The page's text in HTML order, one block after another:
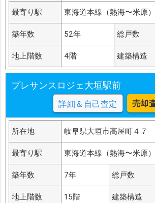
最寄り駅 東海道本線（熱海〜米原
築年数 52年 総戸数
地上階数 4階 建築構造
プレサンスロジェ大垣駅前
詳細＆自己査定 売却
所在地 岐阜県大垣市高屋町４７
最寄り駅 東海道本線（熱海〜米原
築年数 7年 総戸数
地上階数 15階 建築構造